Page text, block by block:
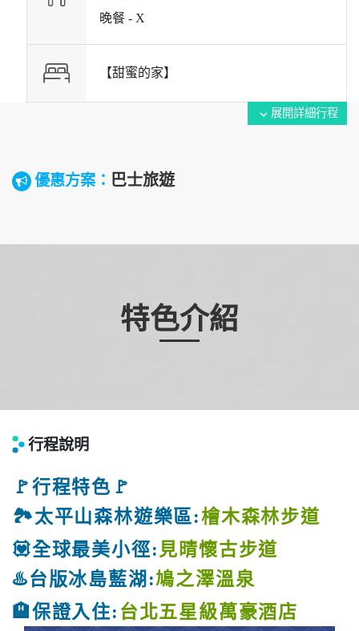
優惠方案： 巴士旅遊
特色介紹
行程說明
🚩行程特色🚩
🏞️太平山森林遊樂區:檜木森林步道
💟全球最美小徑:見晴懷古步道
♨️台版冰島藍湖:鳩之澤溫泉
🏨保證入住: 台北五星級萬豪酒店
晚餐 - X
【甜蜜的家】
expand_more 展開詳細行程